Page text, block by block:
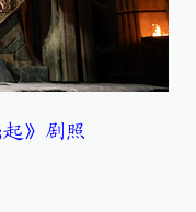
》剧照